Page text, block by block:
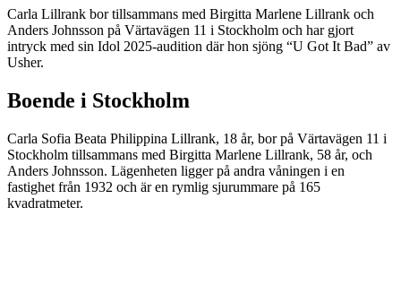
Carla Lillrank bor tillsammans med Birgitta Marlene Lillrank och
Anders Johnsson på Värtavägen 11 i Stockholm och har gjort
intryck med sin Idol 2025-audition där hon sjöng “U Got It Bad” av
Usher.
Boende i Stockholm
Carla Sofia Beata Philippina Lillrank, 18 år, bor på Värtavägen 11 i
Stockholm tillsammans med Birgitta Marlene Lillrank, 58 år, och
Anders Johnsson. Lägenheten ligger på andra våningen i en
fastighet från 1932 och är en rymlig sjurummare på 165
kvadratmeter.